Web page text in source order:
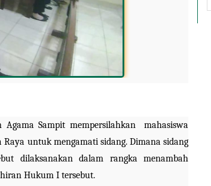
Sampit mempersilahkan  mahasiswa
untuk mengamati sidang. Dimana sidang
dilaksanakan dalam rangka menambah
Hukum I tersebut.